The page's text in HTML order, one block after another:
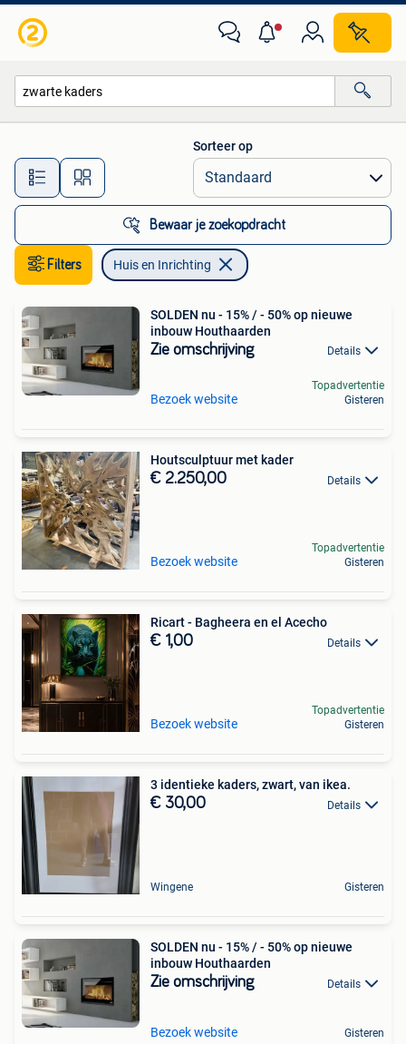
Alle afstanden…
Sorteer op
Bewaar je zoekopdracht
Filters Huis en Inrichting
SOLDEN nu - 15% / - 50% op nieuwe
inbouw Houthaarden
Zie omschrijving Details
Bezoek website
Topadvertentie
Gisteren
Houtsculptuur met kader
€ 2.250,00 Details
Bezoek website
Topadvertentie
Gisteren
Ricart - Bagheera en el Acecho
€ 1,00 Details
Bezoek website
Topadvertentie
Gisteren
3 identieke kaders, zwart, van ikea.
€ 30,00 Details
Wingene Gisteren
SOLDEN nu - 15% / - 50% op nieuwe
inbouw Houthaarden
Zie omschrijving Details
Bezoek website Gisteren